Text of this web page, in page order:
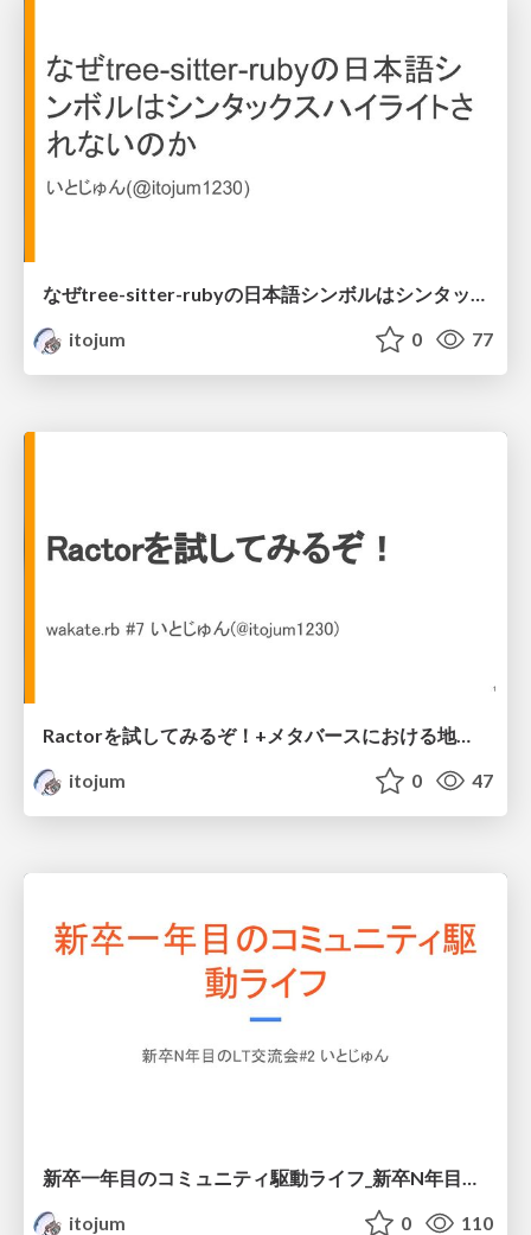
なぜtree-sitter-rubyの日本語シンボルはシンタックスハイライトされないのか
itojum
0 77
Ractorを試してみるぞ！+メタバースにおける地域.rbをやっているぜ
itojum
0 47
新卒一年目のコミュニティ駆動ライフ_新卒N年目のLT交流会.pdf
itojum
0 110